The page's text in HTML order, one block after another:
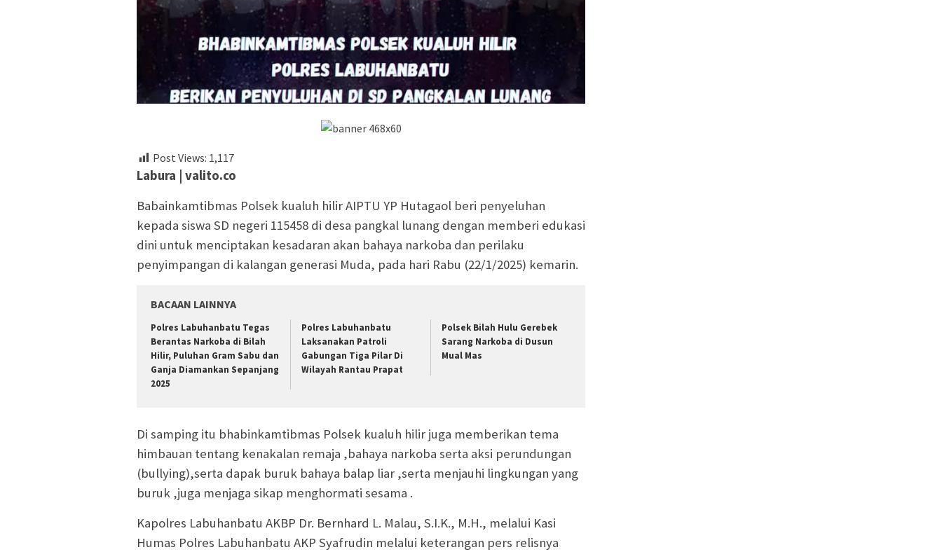
Post Views: 1,117
Labura | valito.co
Babainkamtibmas Polsek kualuh hilir AIPTU YP Hutagaol beri penyeluhan
kepada siswa SD negeri 115458 di desa pangkal lunang dengan memberi edukasi
dini untuk menciptakan kesadaran akan bahaya narkoba dan perilaku
penyimpangan di kalangan generasi Muda, pada hari Rabu (22/1/2025) kemarin.
BACAAN LAINNYA
Polres Labuhanbatu Tegas
Berantas Narkoba di Bilah
Hilir, Puluhan Gram Sabu dan
Ganja Diamankan Sepanjang
2025
Polres Labuhanbatu
Laksanakan Patroli
Gabungan Tiga Pilar Di
Wilayah Rantau Prapat
Polsek Bilah Hulu Gerebek
Sarang Narkoba di Dusun
Mual Mas
Di samping itu bhabinkamtibmas Polsek kualuh hilir juga memberikan tema
himbauan tentang kenakalan remaja ,bahaya narkoba serta aksi perundungan
(bullying),serta dapak buruk bahaya balap liar ,serta menjauhi lingkungan yang
buruk ,juga menjaga sikap menghormati sesama .
Kapolres Labuhanbatu AKBP Dr. Bernhard L. Malau, S.I.K., M.H., melalui Kasi
Humas Polres Labuhanbatu AKP Syafrudin melalui keterangan pers relisnya